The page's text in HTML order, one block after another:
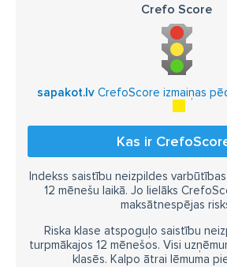
Crefo Score
sapakot.lv CrefoScore izmaiņas
Kas ir
Indekss saistību neizpildes
12 mēnešu laikā. Jo lielāks
maksātnespējas
Riska klase atspoguļo saistību
turpmākajos 12 mēnešos. Visi
klasēs. Kalpo ātrai lēmuma